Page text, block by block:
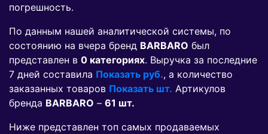
погрешность.
По данным нашей аналитической системы, по
состоянию на вчера бренд BARBARO был
представлен в 0 категориях. Выручка за последние
7 дней составила Показать руб., а количество
заказанных товаров Показать шт. Артикулов
бренда BARBARO – 61 шт.
Ниже представлен топ самых продаваемых